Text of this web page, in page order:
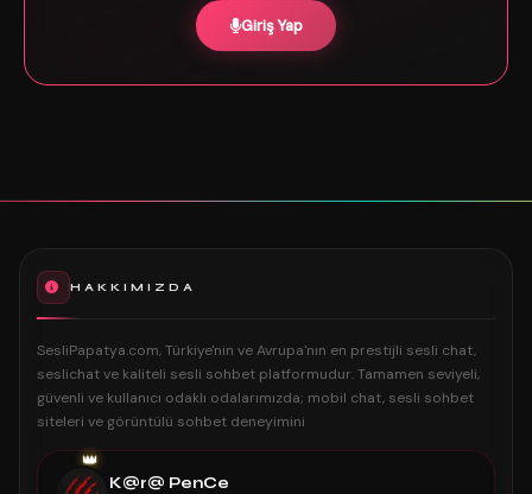
Giriş Yap
HAKKIMIZDA
SesliPapatya.com, Türkiye'nin ve Avrupa'nın en prestijli sesli chat,
seslichat ve kaliteli sesli sohbet platformudur. Tamamen seviyeli,
güvenli ve kullanıcı odaklı odalarımızda; mobil chat, sesli sohbet
siteleri ve görüntülü sohbet deneyimini
👑
K@r@ PenCe